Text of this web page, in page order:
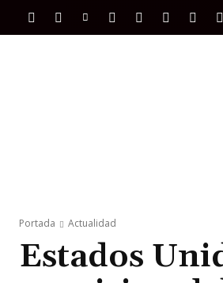
Portada Actualidad
Estados